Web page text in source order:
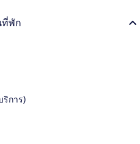
ที่พัก
ริการ)